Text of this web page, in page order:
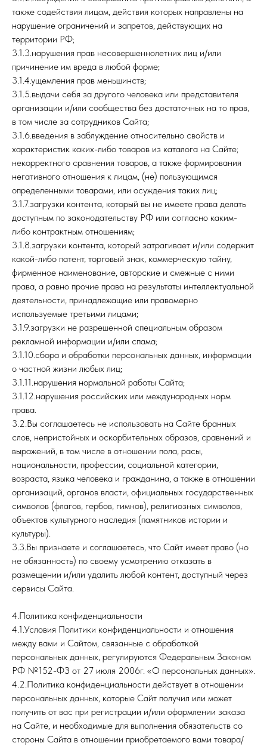
также содействия лицам, действия которых направлены на
нарушение ограничений и запретов, действующих на
территории РФ;
3.1.3.нарушения прав несовершеннолетних лиц и/или
причинение им вреда в любой форме;
3.1.4.ущемления прав меньшинств;
3.1.5.выдачи себя за другого человека или представителя
организации и/или сообщества без достаточных на то прав,
в том числе за сотрудников Сайта;
3.1.6.введения в заблуждение относительно свойств и
характеристик каких-либо товаров из каталога на Сайте;
некорректного сравнения товаров, а также формирования
негативного отношения к лицам, (не) пользующимся
определенными товарами, или осуждения таких лиц;
3.1.7.загрузки контента, который вы не имеете права делать
доступным по законодательству РФ или согласно каким-
либо контрактным отношениям;
3.1.8.загрузки контента, который затрагивает и/или содержит
какой-либо патент, торговый знак, коммерческую тайну,
фирменное наименование, авторские и смежные с ними
права, а равно прочие права на результаты интеллектуальной
деятельности, принадлежащие или правомерно
используемые третьими лицами;
3.1.9.загрузки не разрешенной специальным образом
рекламной информации и/или спама;
3.1.10.сбора и обработки персональных данных, информации
о частной жизни любых лиц;
3.1.11.нарушения нормальной работы Сайта;
3.1.12.нарушения российских или международных норм
права.
3.2.Вы соглашаетесь не использовать на Сайте бранных
слов, непристойных и оскорбительных образов, сравнений и
выражений, в том числе в отношении пола, расы,
национальности, профессии, социальной категории,
возраста, языка человека и гражданина, а также в отношении
организаций, органов власти, официальных государственных
символов (флагов, гербов, гимнов), религиозных символов,
объектов культурного наследия (памятников истории и
культуры).
3.3.Вы признаете и соглашаетесь, что Сайт имеет право (но
не обязанность) по своему усмотрению отказать в
размещении и/или удалить любой контент, доступный через
сервисы Сайта.
4.Политика конфиденциальности
4.1.Условия Политики конфиденциальности и отношения
между вами и Сайтом, связанные с обработкой
персональных данных, регулируются Федеральным Законом
РФ №152-ФЗ от 27 июля 2006г. «О персональных данных».
4.2.Политика конфиденциальности действует в отношении
персональных данных, которые Сайт получил или может
получить от вас при регистрации и/или оформлении заказа
на Сайте, и необходимые для выполнения обязательств со
стороны Сайта в отношении приобретаемого вами товара/